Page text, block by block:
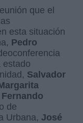
que el
esta situación
Pedro
estado
Salvador
Fernando
de
Urbana, José